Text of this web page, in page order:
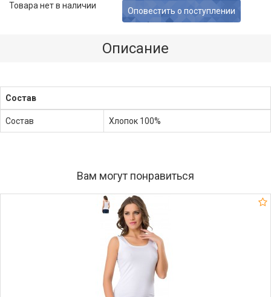
Товара нет в наличии
Оповестить о поступлении
Описание
Состав
Состав Хлопок 100%
Вам могут понравиться